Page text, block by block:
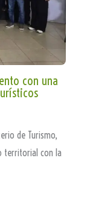
con una
de Turismo,
territorial con la